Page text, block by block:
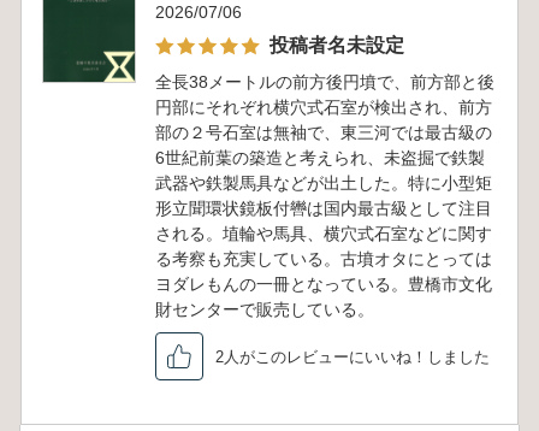
2026/07/06
投稿者名未設定
全長38メートルの前方後円墳で、前方部と後
円部にそれぞれ横穴式石室が検出され、前方
部の２号石室は無袖で、東三河では最古級の
6世紀前葉の築造と考えられ、未盗掘で鉄製
武器や鉄製馬具などが出土した。特に小型矩
形立聞環状鏡板付轡は国内最古級として注目
される。埴輪や馬具、横穴式石室などに関す
る考察も充実している。古墳オタにとっては
ヨダレもんの一冊となっている。豊橋市文化
財センターで販売している。
2人がこのレビューにいいね！しました